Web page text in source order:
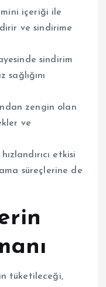
içeriği ile
ve sindirime
sindirim
sağlığını
zengin olan
ve
etkisi
süreçlerine de
tüketileceği,